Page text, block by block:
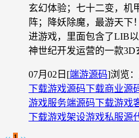
玄幻体验；七十二变，机
阵；降妖除魔，最游天下
进游戏，里面包含了LIB
神世纪开发运营的一款3D
07月02日 [端游源码]浏览：
下载游戏源码下载商业源
游戏服务端源码下载游戏
下载游戏架设游戏私服源